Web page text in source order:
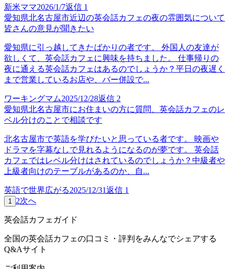
新米ママ2026/1/7返信 1
愛知県北名古屋市近辺の英会話カフェの夜の雰囲気について
皆さんの意見が聞きたい
愛知県に引っ越してきたばかりの者です。 外国人の友達が
欲しくて、英会話カフェに興味を持ちました。 仕事帰りの
夜に通える英会話カフェはあるのでしょうか？平日の夜遅く
まで営業しているお店や、バー併設で...
ワーキングマム2025/12/28返信 2
愛知県北名古屋市にお住まいの方に質問、英会話カフェのレ
ベル分けのことで相談です
北名古屋市で英語を学びたいと思っている者です。 映画や
ドラマを字幕なしで見れるようになるのが夢です。 英会話
カフェではレベル分けはされているのでしょうか？中級者や
上級者向けのテーブルがあるのか、自...
英語で世界広がる2025/12/31返信 1
1 2次へ
英会話カフェガイド
全国の英会話カフェの口コミ・評判をみんなでシェアする
Q&Aサイト